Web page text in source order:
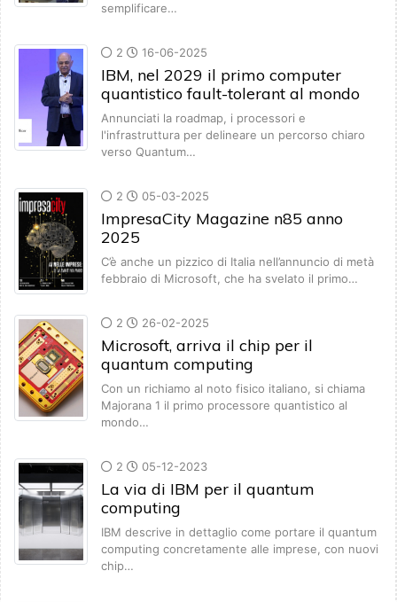
semplificare…
2 16-06-2025
IBM, nel 2029 il primo computer
quantistico fault-tolerant al mondo
Annunciati la roadmap, i processori e
l'infrastruttura per delineare un percorso chiaro
verso Quantum…
2 05-03-2025
ImpresaCity Magazine n85 anno
2025
C’è anche un pizzico di Italia nell’annuncio di metà
febbraio di Microsoft, che ha svelato il primo…
2 26-02-2025
Microsoft, arriva il chip per il
quantum computing
Con un richiamo al noto fisico italiano, si chiama
Majorana 1 il primo processore quantistico al
mondo…
2 05-12-2023
La via di IBM per il quantum
computing
IBM descrive in dettaglio come portare il quantum
computing concretamente alle imprese, con nuovi
chip…